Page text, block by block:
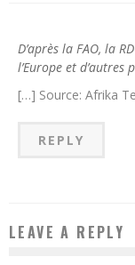
D’après la FAO, la
l’Europe et d’autres
[…] Source: Afrika
REPLY
LEAVE A REPLY